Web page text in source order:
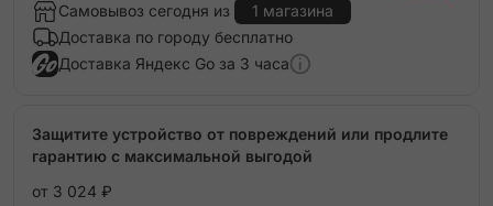
Самовывоз сегодня из
1 магазина
Доставка по городу бесплатно
Доставка Яндекс Go за 3 часа
Защитите устройство от повреждений или продлите
гарантию с максимальной выгодой
от 3 024 ₽